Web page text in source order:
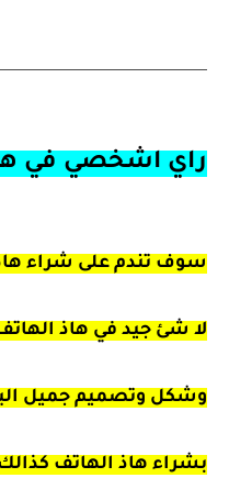
راي اشخصي في
سوف تندم على شراء
وشكل وتصميم جميل
بشراء هاذ الهاتف